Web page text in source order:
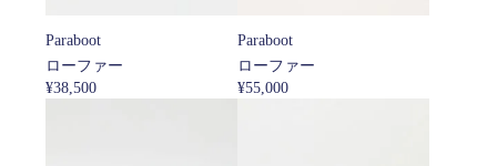
Paraboot
ローファー
¥38,500
Paraboot
ローファー
¥55,000